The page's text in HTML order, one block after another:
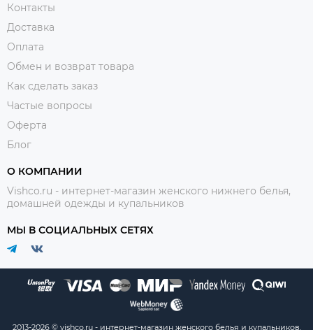
Контакты
Доставка
Оплата
Обмен и возврат товара
Как сделать заказ
Частые вопросы
Оферта
Блог
О КОМПАНИИ
Vishco.ru - интернет-магазин женского нижнего белья,
домашней одежды и купальников
МЫ В СОЦИАЛЬНЫХ СЕТЯХ
2013-2026 © vishco.ru - интернет-магазин женского белья и купальников.